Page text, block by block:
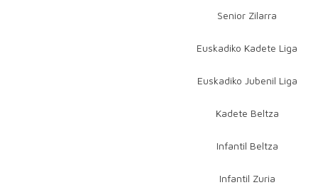
Senior Zilarra
Euskadiko Kadete Liga
Euskadiko Jubenil Liga
Kadete Beltza
Infantil Beltza
Infantil Zuria